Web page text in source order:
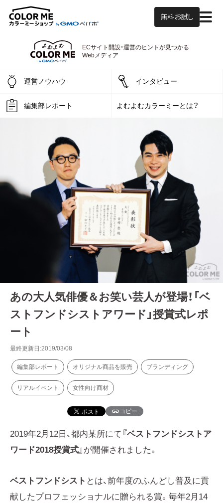
無料お試し
よむよむカラーミー
ECサイト開設・運営のヒントが見つかる
Webメディア
運営ノウハウ インタビュー
編集部レポート よむよむカラーミーとは？
あの大人気俳優＆お笑い芸人が登場！「ベ
ストフンドシストアワード」授賞式レポ
ート
最終更新日:2019/03/08
編集部レポート オリジナル商品を販売 ブランディング
リアルイベント 女性向け商材
コピー
2019年2月12日、都内某所にて『ベストフンドシストア
ワード2018授賞式』が開催されました。
ベストフンドシスト とは、前年度のふんどし普及に貢
献したプロフェッショナルに贈られる賞。毎年2月14